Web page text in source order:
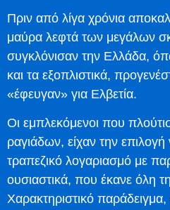
Πριν από λίγα χρόνια
μαύρα λεφτά των μεγάλων
συγκλόνισαν την Ελλάδα,
και τα εξοπλιστικά,
«έφευγαν» για Ελβετία.
Οι εμπλεκόμενοι που
ραγιάδων, είχαν την επιλογή
τραπεζικό λογαριασμό με
ουσιαστικά, που έκανε όλη τη
Χαρακτηριστικό παράδειγμα,